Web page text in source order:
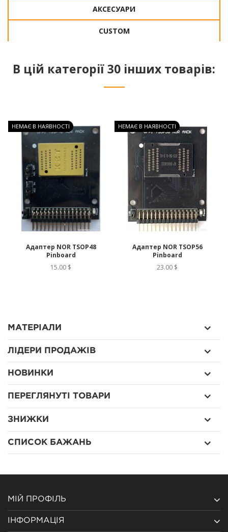
АКСЕСУАРИ
CUSTOM
В цій категорії 30 інших товарів:
НЕМАЄ В НАЯВНОСТІ
Адаптер NOR TSOP48
Pinboard
15.00 $
НЕМАЄ В НАЯВНОСТІ
Адаптер NOR TSOP56
Pinboard
23.00 $
МАТЕРІАЛИ
ЛІДЕРИ ПРОДАЖІВ
НОВИНКИ
ПЕРЕГЛЯНУТІ ТОВАРИ
ЗНИЖКИ
СПИСОК БАЖАНЬ
МІЙ ПРОФІЛЬ
ІНФОРМАЦІЯ